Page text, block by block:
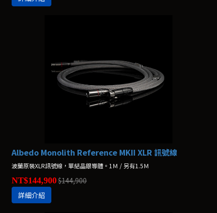
Albedo Monolith Reference MKII XLR 訊號線
波蘭原裝XLR訊號線，單結晶銀導體。1Ｍ / 另有1.5Ｍ
NT$144,900$144,900
詳細介紹